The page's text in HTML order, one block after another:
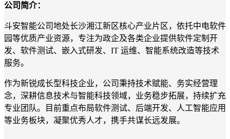
公司简介：
斗安智能公司地处长沙湘江新区核心产业片区，依托中电软件
园等优质产业资源，专注为政企及各类企业提供软件定制开
发、软件测试、嵌入式研发、 IT 运维、智能系统改造等技术
服务。
作为新锐成长型科技企业，公司秉持技术赋能、务实经营理
念，深耕信息技术与智能科技领域，业务稳步拓展，持续扩充
专业团队。目前重点布局软件测试、后端开发、人工智能应用
等业务板块，凝聚优秀人才，携手共谋长远发展。